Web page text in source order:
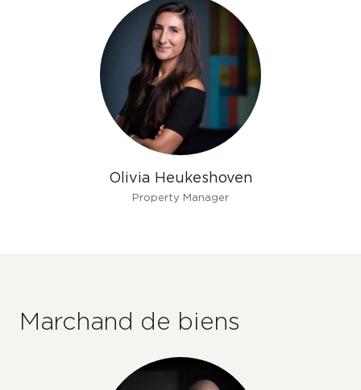
Olivia Heukeshoven
Property Manager
Marchand de biens